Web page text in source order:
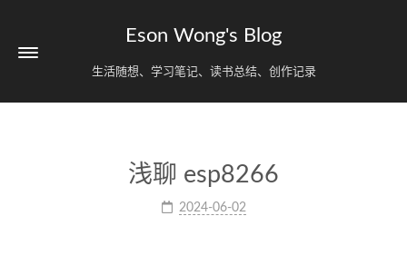
Eson Wong's Blog
生活随想、学习笔记、读书总结、创作记录
浅聊 esp8266
2024-06-02